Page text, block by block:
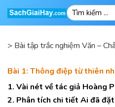
> Bài tập trắc nghiệm Văn –
Bài 1: Thông điệp từ thiên
1. Vài nét về tác giả Hoàng
2. Phân tích chi tiết Ai đã